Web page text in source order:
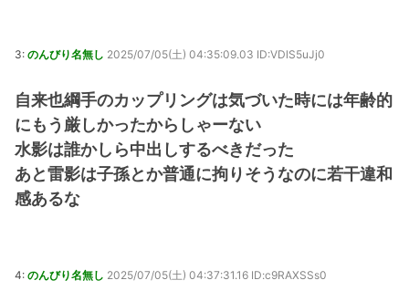
3: のんびり名無し 2025/07/05(土) 04:35:09.03 ID:VDlS5uJj0
自来也綱手のカップリングは気づいた時には年齢的
にもう厳しかったからしゃーない
水影は誰かしら中出しするべきだった
あと雷影は子孫とか普通に拘りそうなのに若干違和
感あるな
4: のんびり名無し 2025/07/05(土) 04:37:31.16 ID:c9RAXSSs0